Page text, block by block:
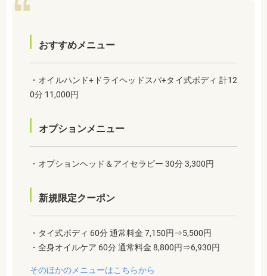
おすすめメニュー
・オイルハンド+ドライヘッドスパ+タイ式ボディ 計12
0分 11,000円
オプションメニュー
・オプションヘッド＆アイセラピー 30分 3,300円
新規限定クーポン
・タイ式ボディ 60分 通常料金 7,150円⇒5,500円
・全身オイルケア 60分 通常料金 8,800円⇒6,930円
そのほかのメニューはこちらから